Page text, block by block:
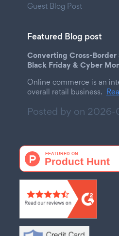
Guest Blog Post
Featured Blog post
Converting Cross-Border
Black Friday & Cyber
Online commerce is an
overall retail business.
Posted by on 2026-